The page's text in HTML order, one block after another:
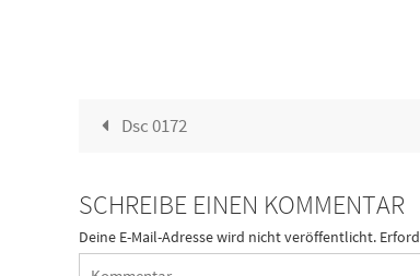
Dsc 0172
SCHREIBE EINEN KOMMENTAR
Deine E-Mail-Adresse wird nicht veröffentlicht.